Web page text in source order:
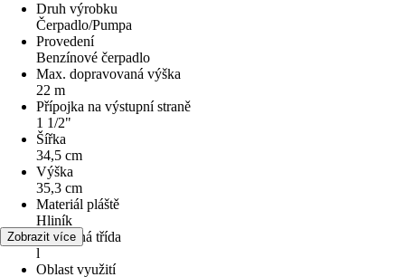
Druh výrobku
Čerpadlo/Pumpa
Provedení
Benzínové čerpadlo
Max. dopravovaná výška
22 m
Přípojka na výstupní straně
1 1/2"
Šířka
34,5 cm
Výška
35,3 cm
Materiál pláště
Hliník
Ochranná třída
l
Oblast využití
Zobrazit více